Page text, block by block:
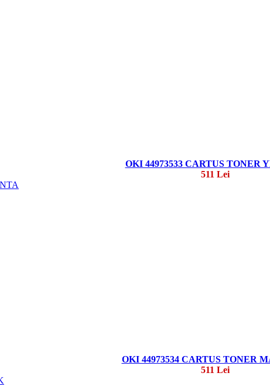
OKI 44973533 CARTUS TONER
511 Lei
OKI 44973534 CARTUS TONER
511 Lei